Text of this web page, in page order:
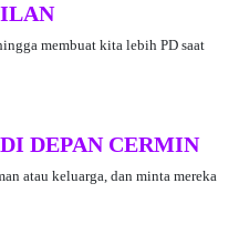
membuat kita lebih PD saat
DEPAN CERMIN
atau keluarga, dan minta mereka